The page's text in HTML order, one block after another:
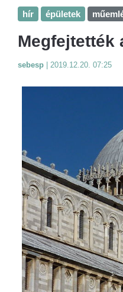
hír épületek
Megfejtették
sebesp 2019.12.20. 07:25